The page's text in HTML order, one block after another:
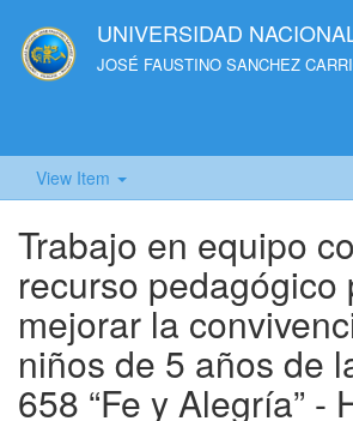
UNIVERSIDAD
JOSÉ FAUSTINO SANCHEZ
View Item
Trabajo en equipo
recurso pedagógico
mejorar la
niños de 5 años de
658 “Fe y Alegría” -